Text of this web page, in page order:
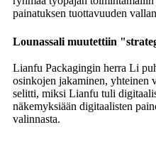
painatuksen tuottavuuden
Lounassali muutettiin
Lianfu Packagingin herra Li
osinkojen jakaminen, yhteinen
selitti, miksi Lianfu tuli
näkemyksiään digitaalisten
valinnasta.